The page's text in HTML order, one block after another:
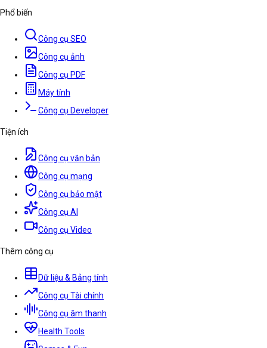
Phổ biến
Công cụ SEO
Công cụ ảnh
Công cụ PDF
Máy tính
Công cụ Developer
Tiện ích
Công cụ văn bản
Công cụ mạng
Công cụ bảo mật
Công cụ AI
Công cụ Video
Thêm công cụ
Dữ liệu & Bảng tính
Công cụ Tài chính
Công cụ âm thanh
Health Tools